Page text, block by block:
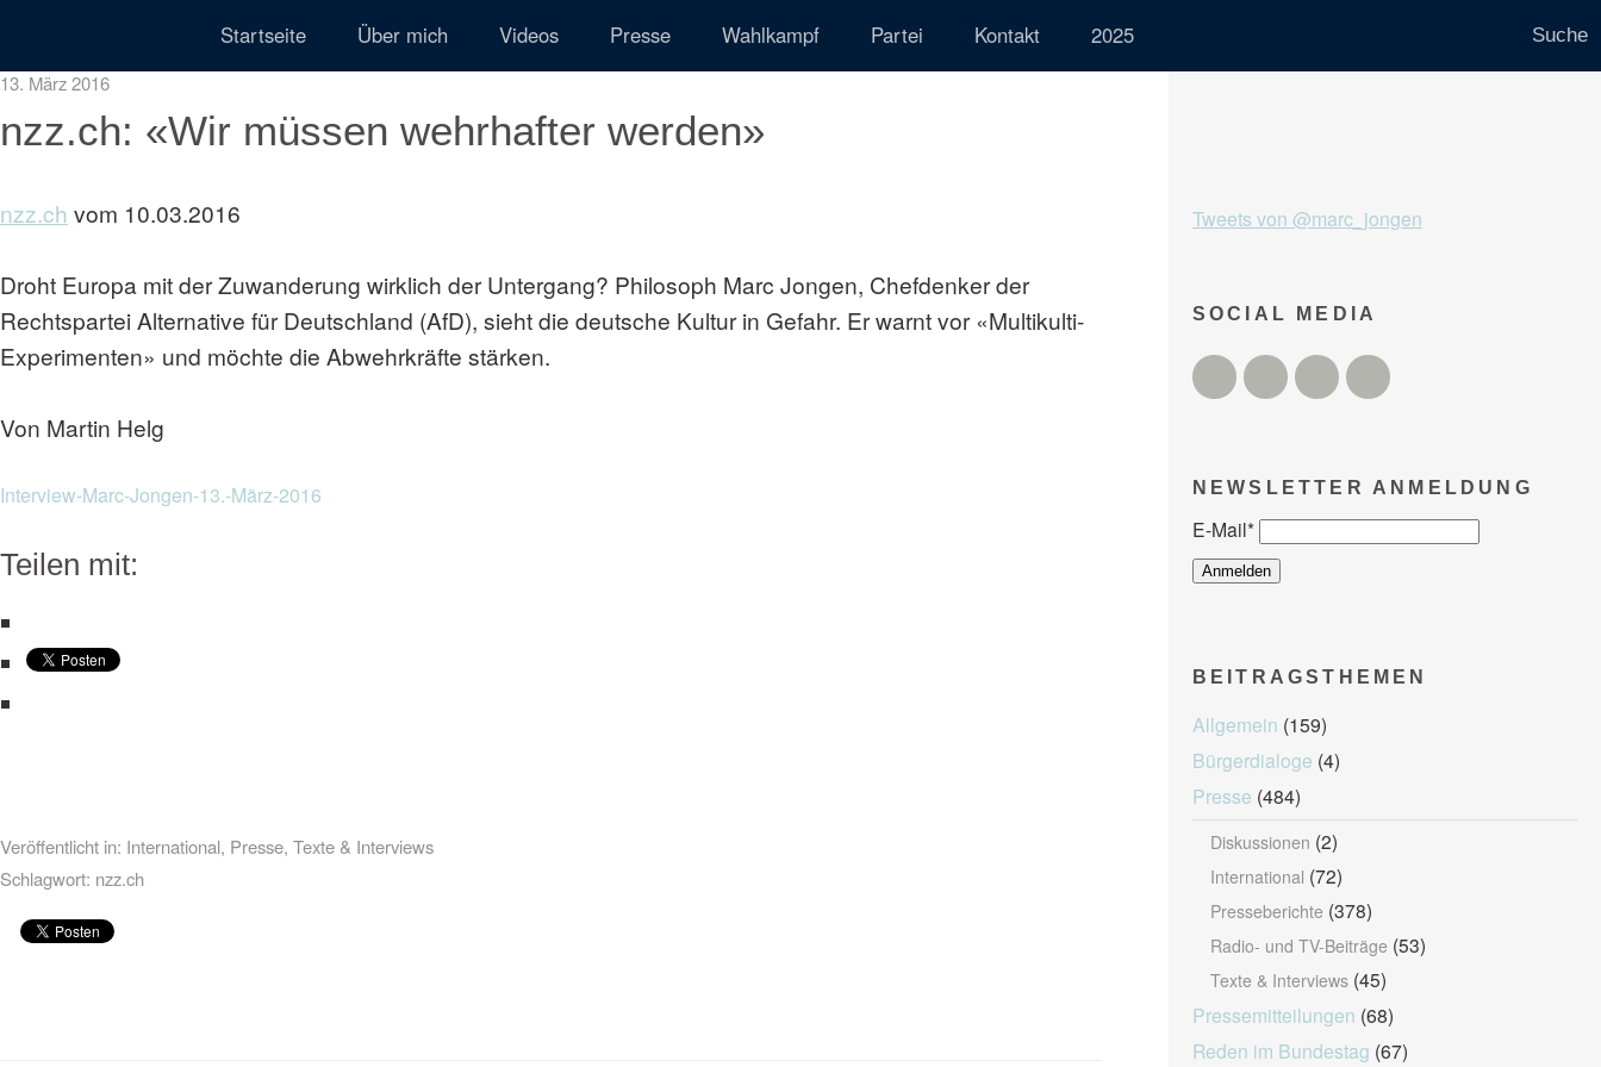
Startseite Über mich Videos Presse Wahlkampf Partei Kontakt 2025
13. März 2016
nzz.ch: «Wir müssen wehrhafter werden»
nzz.ch vom 10.03.2016
Droht Europa mit der Zuwanderung wirklich der Untergang? Philosoph Marc Jongen, Chefdenker der
Rechtspartei Alternative für Deutschland (AfD), sieht die deutsche Kultur in Gefahr. Er warnt vor «Multikulti-
Experimenten» und möchte die Abwehrkräfte stärken.
Von Martin Helg
Interview-Marc-Jongen-13.-März-2016
Teilen mit:
Veröffentlicht in: International, Presse, Texte & Interviews
Schlagwort: nzz.ch
Tweets von @marc_jongen
SOCIAL MEDIA
TwitterFacebookInstagramYouTube
NEWSLETTER ANMELDUNG
E-Mail*
BEITRAGSTHEMEN
Allgemein (159)
Bürgerdialoge (4)
Presse (484)
Diskussionen (2)
International (72)
Presseberichte (378)
Radio- und TV-Beiträge (53)
Texte & Interviews(45)
Pressemitteilungen (68)
Reden im Bundestag (67)